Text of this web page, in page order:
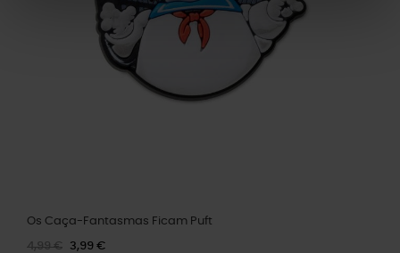
Os Caça-Fantasmas Ficam Puft
4,99 € 3,99 €